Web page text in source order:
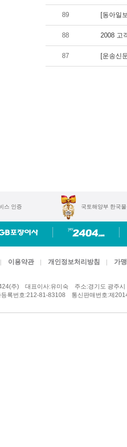
89 [동아일
88 2008 고
87 [운송신
스 인증 국토해양부 한국
이용약관 개인정보처리방침 가
주) 대표이사:유미숙
주소:경기도 광주
등록번호:212-81-83108
통신판매번호:제